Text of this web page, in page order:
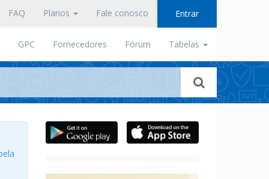
FAQ Planos Fale conosco Entrar
GPC Fornecedores Fórum Tabelas